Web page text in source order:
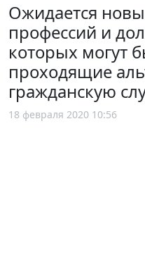
Ожидается
профессий и
которых могут
проходящие
гражданскую
18 февраля 2020 10:56